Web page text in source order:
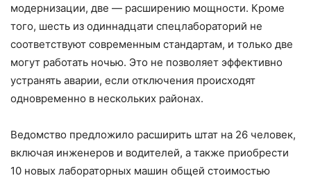
модернизации, две — расширению мощности. Кроме
того, шесть из одиннадцати спецлабораторий не
соответствуют современным стандартам, и только две
могут работать ночью. Это не позволяет эффективно
устранять аварии, если отключения происходят
одновременно в нескольких районах.
Ведомство предложило расширить штат на 26 человек,
включая инженеров и водителей, а также приобрести
10 новых лабораторных машин общей стоимостью